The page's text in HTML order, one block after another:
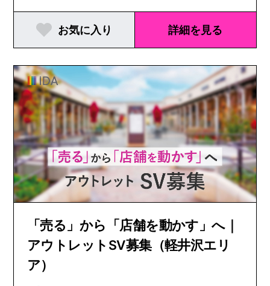
お気に入り 詳細を見る
「売る」から「店舗を動かす」へ｜
アウトレットSV募集（軽井沢エリ
ア）